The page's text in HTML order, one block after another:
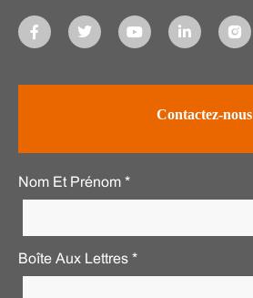
Contactez-nous
Nom Et Prénom *
Boîte Aux Lettres *